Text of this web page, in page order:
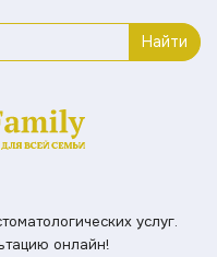
Найти
услуг.
онлайн!